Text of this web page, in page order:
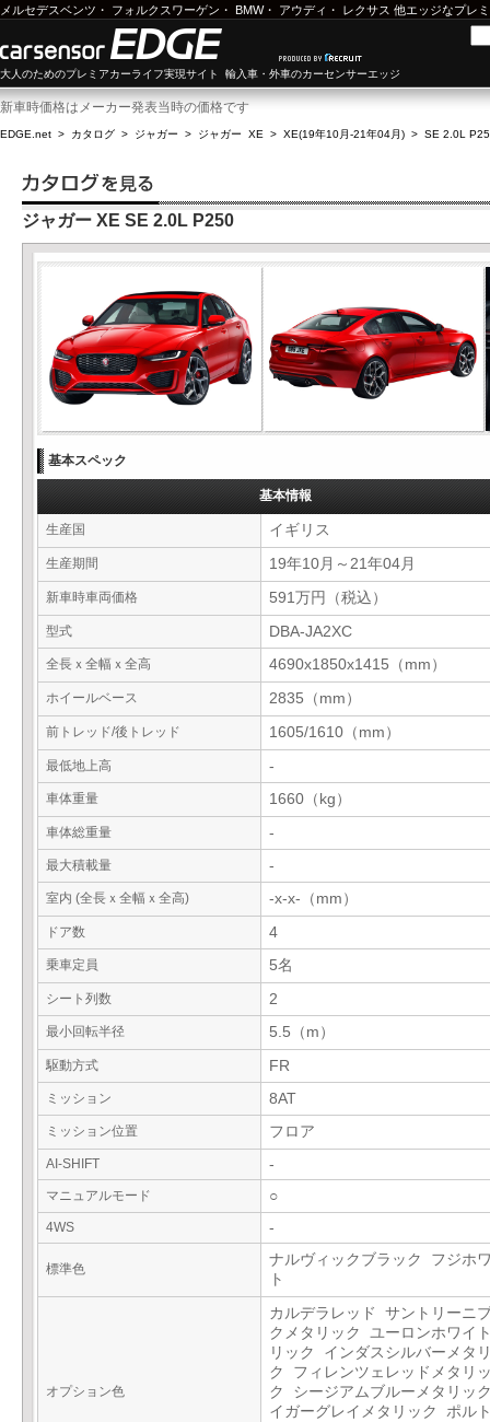
メルセデスベンツ ・ フォルクスワーゲン ・ BMW・ アウディ ・ レクサス 他エッジなプレ
大人のためのプレミアカーライフ実現サイト 輸入車・外車のカーセンサーエッジ
新車時価格はメーカー発表当時の価格です
EDGE.net > カタログ > ジャガー > ジャガー XE > XE(19年10月-21年04月) > SE 2.0L
ジャガー XE SE 2.0L P250
基本スペック
基本情報
生産国 イギリス
生産期間 19年10月～21年04月
新車時車両価格 591万円（税込）
型式 DBA-JA2XC
全長ｘ全幅ｘ全高 4690x1850x1415（mm）
ホイールベース 2835（mm）
前トレッド/後トレッド 1605/1610（mm）
最低地上高 -
車体重量 1660（kg）
車体総重量 -
最大積載量 -
室内 (全長ｘ全幅ｘ全高) -x-x-（mm）
ドア数 4
乗車定員 5名
シート列数 2
最小回転半径 5.5（m）
駆動方式 FR
ミッション 8AT
ミッション位置 フロア
AI-SHIFT -
マニュアルモード ○
4WS -
標準色
ナルヴィックブラック フジホ
ト
オプション色
カルデラレッド サントリーニ
クメタリック ユーロンホワイ
リック インダスシルバーメタ
ク フィレンツェレッドメタリ
ク シージアムブルーメタリッ
イガーグレイメタリック ポル